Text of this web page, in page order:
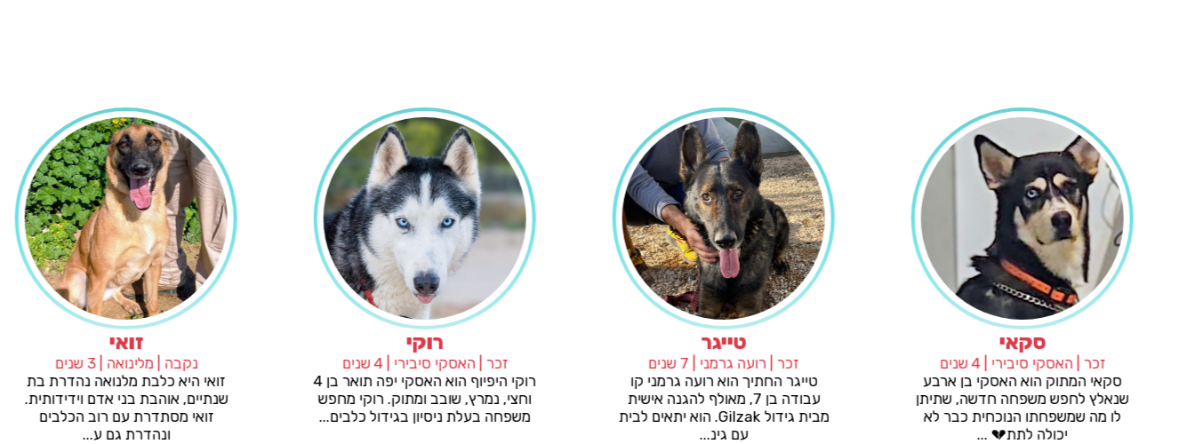
נקבה | מעורב | 2 שנים
הכירו את סופי החמודה🥰 היא כלבה
בת שנתיים, מעורבת ושוקלת 20+
קילוגרם🐶 סופי היא כלבה שנותנת
את כל אה...
זכר | האסקי סיבירי | 4 שנים
סקאי המתוק הוא האסקי בן ארבע
שנאלץ לחפש משפחה חדשה, שתיתן
לו מה שמשפחתו הנוכחית כבר לא
יכולה לתת💔 ...
זכר | רועה גרמני | 7 שנים
טייגר החתיך הוא רועה גרמני קו
עבודה בן 7, מאולף להגנה אישית
מבית גידול Gilzak. הוא יתאים לבית
זכר | האסקי סיבירי | 4 שנים
רוקי היפיוף הוא האסקי יפה תואר בן 4
וחצי, נמרץ, שובב ומתוק. רוקי מחפש
משפחה בעלת ניסיון בגידול כלבים...